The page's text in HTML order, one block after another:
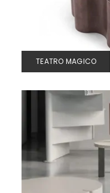
TEATRO MAGICO